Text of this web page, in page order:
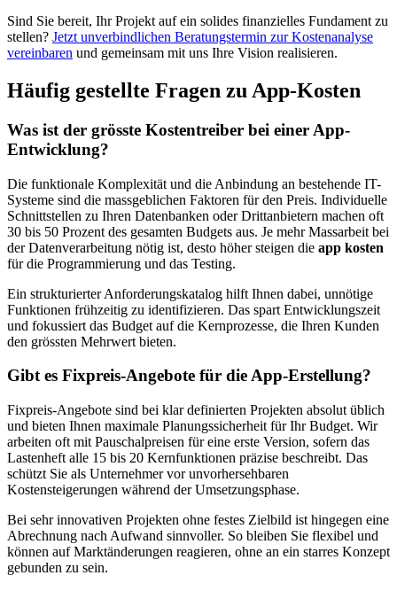
Sind Sie bereit, Ihr Projekt auf ein solides finanzielles Fundament zu
stellen? Jetzt unverbindlichen Beratungstermin zur Kostenanalyse
vereinbaren und gemeinsam mit uns Ihre Vision realisieren.
Häufig gestellte Fragen zu App-Kosten
Was ist der grösste Kostentreiber bei einer App-
Entwicklung?
Die funktionale Komplexität und die Anbindung an bestehende IT-
Systeme sind die massgeblichen Faktoren für den Preis. Individuelle
Schnittstellen zu Ihren Datenbanken oder Drittanbietern machen oft
30 bis 50 Prozent des gesamten Budgets aus. Je mehr Massarbeit bei
der Datenverarbeitung nötig ist, desto höher steigen die app kosten
für die Programmierung und das Testing.
Ein strukturierter Anforderungskatalog hilft Ihnen dabei, unnötige
Funktionen frühzeitig zu identifizieren. Das spart Entwicklungszeit
und fokussiert das Budget auf die Kernprozesse, die Ihren Kunden
den grössten Mehrwert bieten.
Gibt es Fixpreis-Angebote für die App-Erstellung?
Fixpreis-Angebote sind bei klar definierten Projekten absolut üblich
und bieten Ihnen maximale Planungssicherheit für Ihr Budget. Wir
arbeiten oft mit Pauschalpreisen für eine erste Version, sofern das
Lastenheft alle 15 bis 20 Kernfunktionen präzise beschreibt. Das
schützt Sie als Unternehmer vor unvorhersehbaren
Kostensteigerungen während der Umsetzungsphase.
Bei sehr innovativen Projekten ohne festes Zielbild ist hingegen eine
Abrechnung nach Aufwand sinnvoller. So bleiben Sie flexibel und
können auf Marktänderungen reagieren, ohne an ein starres Konzept
gebunden zu sein.